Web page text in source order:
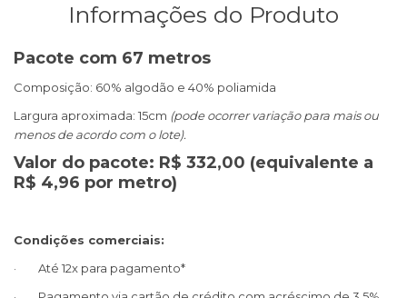
Informações do Produto
Pacote com 67 metros
Composição: 60% algodão e 40% poliamida
Largura aproximada: 15cm (pode ocorrer variação para mais ou
menos de acordo com o lote).
Valor do pacote: R$ 332,00 (equivalente a
R$ 4,96 por metro)
Condições comerciais:
· Até 12x para pagamento*